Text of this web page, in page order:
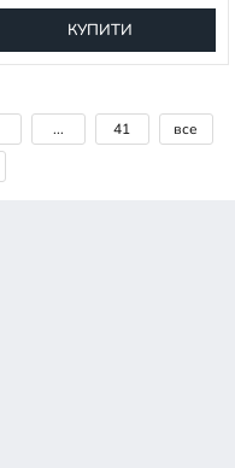
КУПИТИ
... 41
все